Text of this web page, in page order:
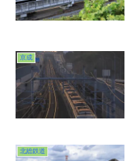
京成
北総鉄道